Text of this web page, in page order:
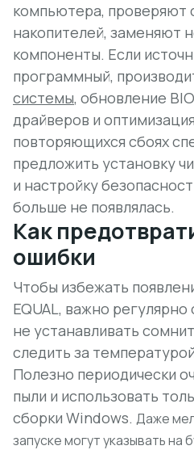
компьютера, проверяют
накопителей, заменяют
компоненты. Если
программный,
системы, обновление
драйверов и
повторяющихся сбоях
предложить установку
и настройку
больше не появлялась.
Как
ошибки
Чтобы избежать
EQUAL, важно
не устанавливать
следить за
Полезно периодически
пыли и использовать
сборки Windows. Даже
запуске могут указывать